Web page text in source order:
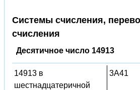
Системы счисления,
счисления
Десятичное число 14913
14913 в
шестнадцатеричной
3A41